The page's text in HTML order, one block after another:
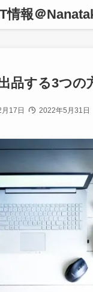
情報＠
品する3つの
17日 2022年5月31日